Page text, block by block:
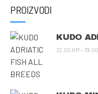
PROIZVODI
KUDO
32.00 KM – 79.00